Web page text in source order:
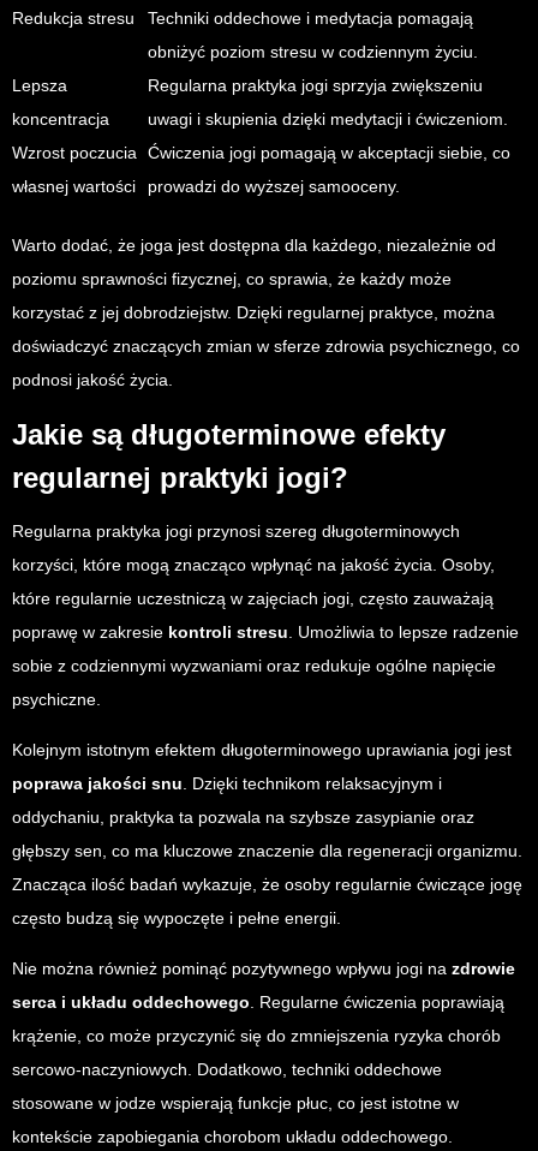
Redukcja stresu
Techniki oddechowe i medytacja pomagają
obniżyć poziom stresu w codziennym życiu.
Lepsza
koncentracja
Regularna praktyka jogi sprzyja zwiększeniu
uwagi i skupienia dzięki medytacji i ćwiczeniom.
Wzrost poczucia
własnej wartości
Ćwiczenia jogi pomagają w akceptacji siebie, co
prowadzi do wyższej samooceny.
Warto dodać, że joga jest dostępna dla każdego, niezależnie od
poziomu sprawności fizycznej, co sprawia, że każdy może
korzystać z jej dobrodziejstw. Dzięki regularnej praktyce, można
doświadczyć znaczących zmian w sferze zdrowia psychicznego, co
podnosi jakość życia.
Jakie są długoterminowe efekty
regularnej praktyki jogi?
Regularna praktyka jogi przynosi szereg długoterminowych
korzyści, które mogą znacząco wpłynąć na jakość życia. Osoby,
które regularnie uczestniczą w zajęciach jogi, często zauważają
poprawę w zakresie kontroli stresu . Umożliwia to lepsze radzenie
sobie z codziennymi wyzwaniami oraz redukuje ogólne napięcie
psychiczne.
Kolejnym istotnym efektem długoterminowego uprawiania jogi jest
poprawa jakości snu . Dzięki technikom relaksacyjnym i
oddychaniu, praktyka ta pozwala na szybsze zasypianie oraz
głębszy sen, co ma kluczowe znaczenie dla regeneracji organizmu.
Znacząca ilość badań wykazuje, że osoby regularnie ćwiczące jogę
często budzą się wypoczęte i pełne energii.
Nie można również pominąć pozytywnego wpływu jogi na zdrowie
serca i układu oddechowego . Regularne ćwiczenia poprawiają
krążenie, co może przyczynić się do zmniejszenia ryzyka chorób
sercowo-naczyniowych. Dodatkowo, techniki oddechowe
stosowane w jodze wspierają funkcje płuc, co jest istotne w
kontekście zapobiegania chorobom układu oddechowego.